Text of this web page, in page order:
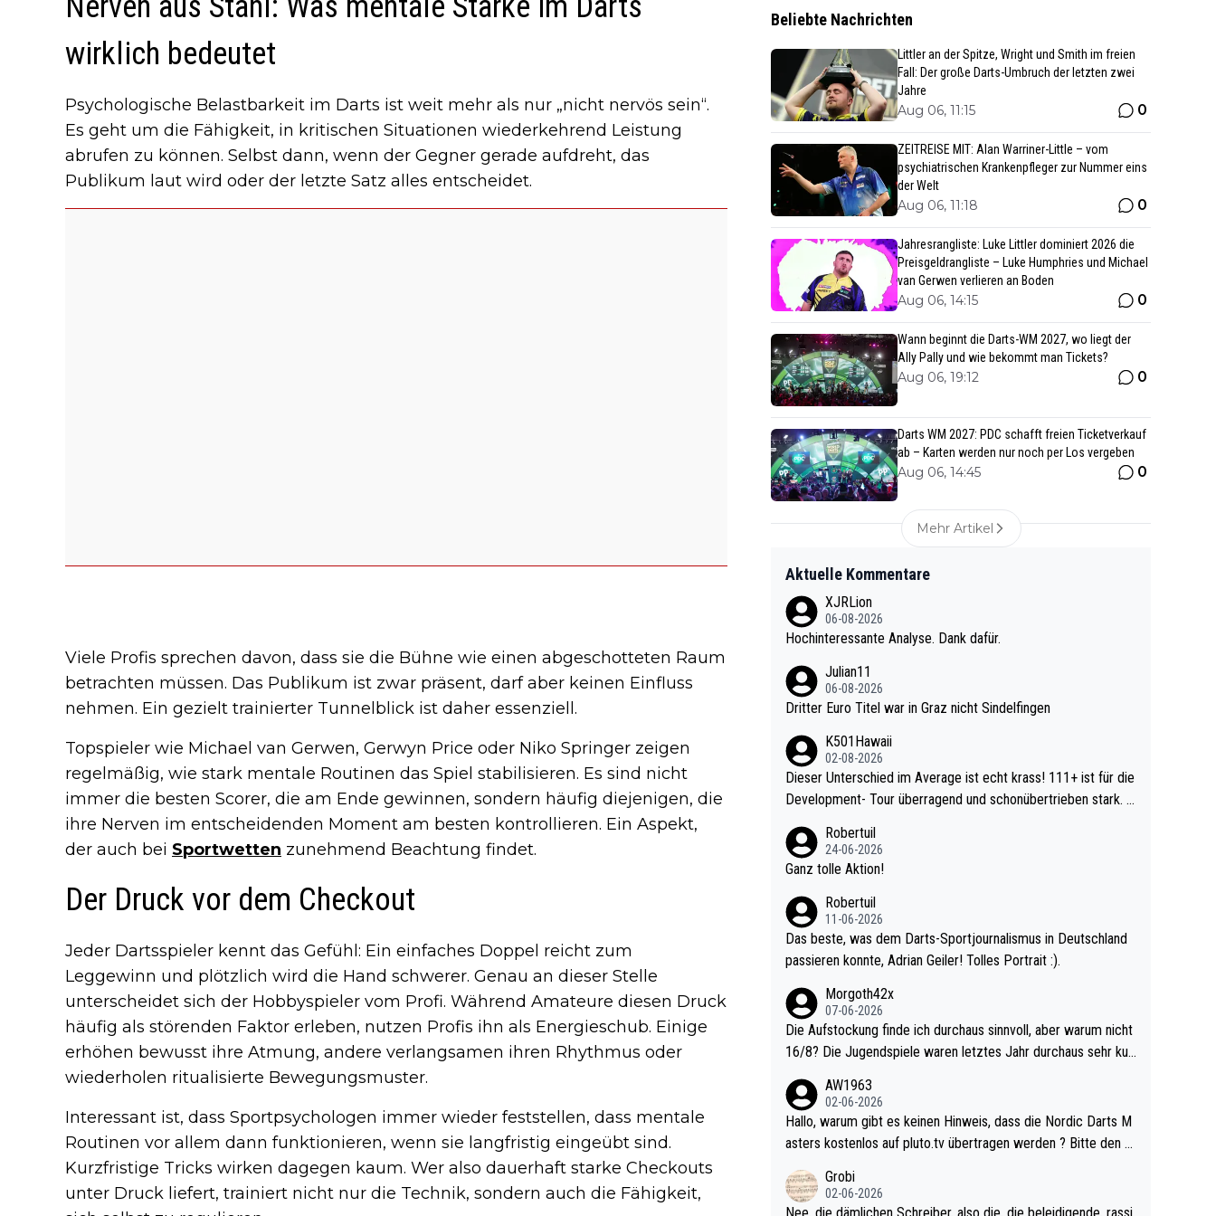
wirklich bedeutet
Psychologische Belastbarkeit im Darts ist weit mehr als nur „nicht nervös sein“.
Es geht um die Fähigkeit, in kritischen Situationen wiederkehrend Leistung
abrufen zu können. Selbst dann, wenn der Gegner gerade aufdreht, das
Publikum laut wird oder der letzte Satz alles entscheidet.
Viele Profis sprechen davon, dass sie die Bühne wie einen abgeschotteten Raum
betrachten müssen. Das Publikum ist zwar präsent, darf aber keinen Einfluss
nehmen. Ein gezielt trainierter Tunnelblick ist daher essenziell.
Topspieler wie Michael van Gerwen, Gerwyn Price oder Niko Springer zeigen
regelmäßig, wie stark mentale Routinen das Spiel stabilisieren. Es sind nicht
immer die besten Scorer, die am Ende gewinnen, sondern häufig diejenigen, die
ihre Nerven im entscheidenden Moment am besten kontrollieren. Ein Aspekt,
der auch bei Sportwetten zunehmend Beachtung findet.
Der Druck vor dem Checkout
Jeder Dartsspieler kennt das Gefühl: Ein einfaches Doppel reicht zum
Leggewinn und plötzlich wird die Hand schwerer. Genau an dieser Stelle
unterscheidet sich der Hobbyspieler vom Profi. Während Amateure diesen Druck
häufig als störenden Faktor erleben, nutzen Profis ihn als Energieschub. Einige
erhöhen bewusst ihre Atmung, andere verlangsamen ihren Rhythmus oder
wiederholen ritualisierte Bewegungsmuster.
Interessant ist, dass Sportpsychologen immer wieder feststellen, dass mentale
Routinen vor allem dann funktionieren, wenn sie langfristig eingeübt sind.
Kurzfristige Tricks wirken dagegen kaum. Wer also dauerhaft starke Checkouts
unter Druck liefert, trainiert nicht nur die Technik, sondern auch die Fähigkeit,
Beliebte Nachrichten
Littler an der Spitze, Wright und Smith im freien
Fall: Der große Darts-Umbruch der letzten zwei
Jahre
Aug 06, 11:15 0
ZEITREISE MIT: Alan Warriner-Little – vom
psychiatrischen Krankenpfleger zur Nummer eins
der Welt
Aug 06, 11:18 0
Jahresrangliste: Luke Littler dominiert 2026 die
Preisgeldrangliste – Luke Humphries und Michael
van Gerwen verlieren an Boden
Aug 06, 14:15 0
Wann beginnt die Darts-WM 2027, wo liegt der
Ally Pally und wie bekommt man Tickets?
Aug 06, 19:12 0
Darts WM 2027: PDC schafft freien Ticketverkauf
ab – Karten werden nur noch per Los vergeben
Aug 06, 14:45 0
Mehr Artikel
Aktuelle Kommentare
XJRLion
06-08-2026
Hochinteressante Analyse. Dank dafür.
Julian11
06-08-2026
Dritter Euro Titel war in Graz nicht Sindelfingen
K501Hawaii
02-08-2026
Dieser Unterschied im Average ist echt krass! 111+ ist für die
Development- Tour überragend und schonübertrieben stark. U
e mal 40+ erst recht. Da gewinnst keinen Blumentopf - ist ja n
och krasser wie ein Pokalspiel eines Kreisligisten vs einem Bu
Robertuil
24-06-2026
Ganz tolle Aktion!
Robertuil
11-06-2026
Das beste, was dem Darts-Sportjournalismus in Deutschland
passieren konnte, Adrian Geiler! Tolles Portrait :).
Morgoth42x
07-06-2026
Die Aufstockung finde ich durchaus sinnvoll, aber warum nicht
16/8? Die Jugendspiele waren letztes Jahr durchaus sehr kur
l. Allerdings ist Mitchell Lawrie als Nummer 1 der Welt eh quali
fiziert. Somit ändert die automatische Qualifikation des Weltm
eisters erstmal nichts. Ich denke sie wollen damit für nächste
d wohl wenig WDF Turniere spielen. Dies war bei Archie Self l
etztes Jahr der Fall. Er musste als amtierender Weltmeister d
AW1963
02-06-2026
Hallo, warum gibt es keinen Hinweis, dass die Nordic Darts M
asters kostenlos auf pluto.tv übertragen werden ? Bitte den A
Grobi
02-06-2026